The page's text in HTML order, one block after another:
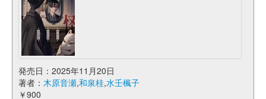
発売日：2025年11月20日
著者： 木原音瀬,和泉桂,水壬楓子
￥900